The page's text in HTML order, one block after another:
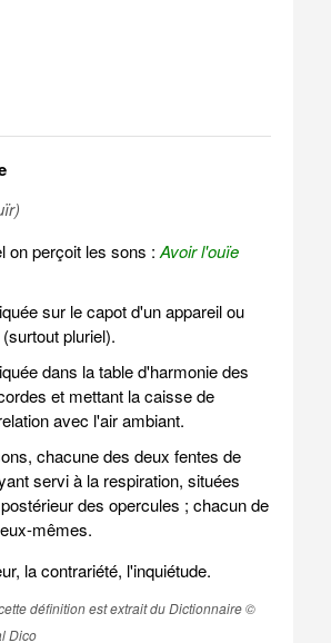
on perçoit les sons : Avoir l'ouïe
sur le capot d'un appareil ou
pluriel).
dans la table d'harmonie des
et mettant la caisse de
avec l'air ambiant.
chacune des deux fentes de
servi à la respiration, situées
des opercules ; chacun de
mêmes.
la contrariété, l'inquiétude.
définition est extrait du Dictionnaire ©
Dico